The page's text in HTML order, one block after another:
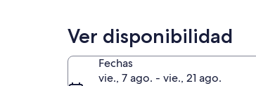
Ver disponibilidad
Fechas
vie., 7 ago. - vie., 21 ago.